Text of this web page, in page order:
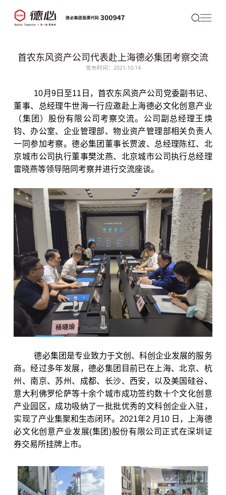
首农东风资产公司代表赴上海德必集团考察交流
发布时间：2021-10-14
10月9日至11日，首农东风资产公司党委副书记、
董事、总经理牛世海一行应邀赴上海德必文化创意产业
（集团）股份有限公司考察交流。公司副总经理王焕
钧、办公室、企业管理部、物业资产管理部相关负责人
一同参加考察。德必集团 董事长贾波、总经理陈红、北
京城市公司执行董事樊沈燕、北京城市公司执行总经理
雷晓燕等领导陪同考察并进行交流座谈。
德必集团是专业致力于文创、科创企业发展的服务
商。经过多年发展，德必集团目前已在上海、北京、杭
州、南京、苏州、成都、长沙、西安，以及美国硅谷、
意大利佛罗伦萨等十余个城市成功签约数十个文化创意
产业园区，成功吸纳了一批批优秀的文科创企业入驻，
实现了产业集聚和生态闭环。2021年2 月10 日，
上海德
必文化创意产业发展(集团)股份有限公司正式在深圳证
券交易所挂牌上市。